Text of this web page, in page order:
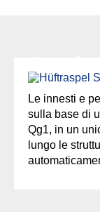
Le innesti e
sulla base di
Qg1, in un
lungo le